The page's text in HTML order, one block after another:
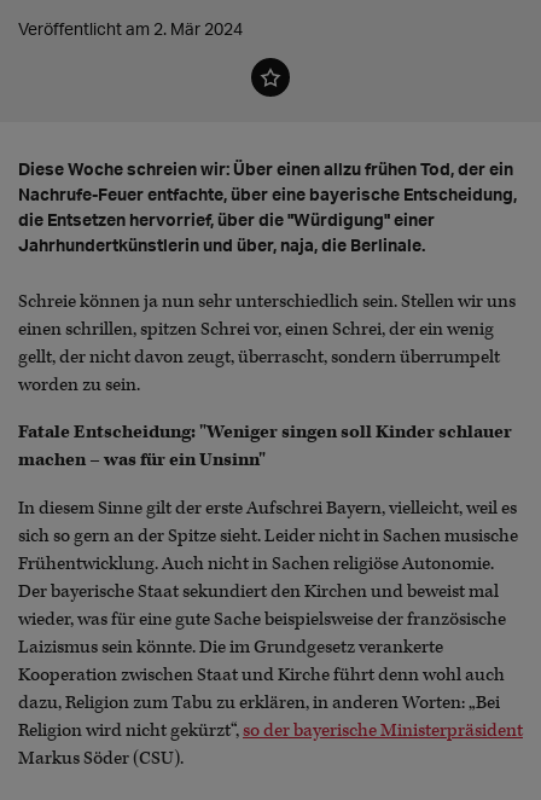
Veröffentlicht am 2. Mär 2024
Diese Woche schreien wir: Über einen allzu frühen Tod, der ein
Nachrufe-Feuer entfachte, über eine bayerische Entscheidung,
die Entsetzen hervorrief, über die "Würdigung" einer
Jahrhundertkünstlerin und über, naja, die Berlinale.
Schreie können ja nun sehr unterschiedlich sein. Stellen wir uns
einen schrillen, spitzen Schrei vor, einen Schrei, der ein wenig
gellt, der nicht davon zeugt, überrascht, sondern überrumpelt
worden zu sein.
Fatale Entscheidung: "Weniger singen soll Kinder schlauer
machen – was für ein Unsinn"
In diesem Sinne gilt der erste Aufschrei Bayern, vielleicht, weil es
sich so gern an der Spitze sieht. Leider nicht in Sachen musische
Frühentwicklung. Auch nicht in Sachen religiöse Autonomie.
Der bayerische Staat sekundiert den Kirchen und beweist mal
wieder, was für eine gute Sache beispielsweise der französische
Laizismus sein könnte. Die im Grundgesetz verankerte
Kooperation zwischen Staat und Kirche führt denn wohl auch
dazu, Religion zum Tabu zu erklären, in anderen Worten: „Bei
Religion wird nicht gekürzt“,so der bayerische Ministerpräsident
Markus Söder (CSU).